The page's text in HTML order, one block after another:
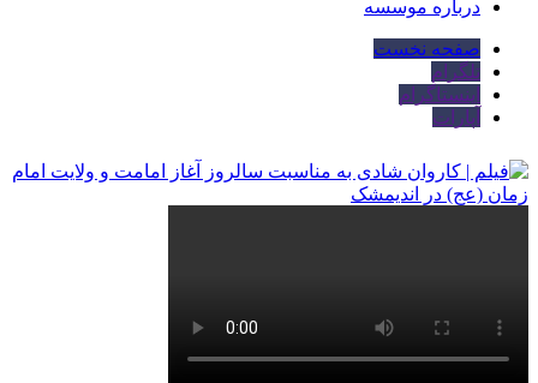
درباره موسسه
صفحه نخست
تلگرام
اینستاگرام
آپارات